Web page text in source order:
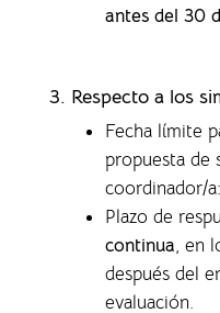
antes del 30
3. Respecto a los
Fecha límite
propuesta de
coordinador/a:
Plazo de
continua, en
después del
evaluación.